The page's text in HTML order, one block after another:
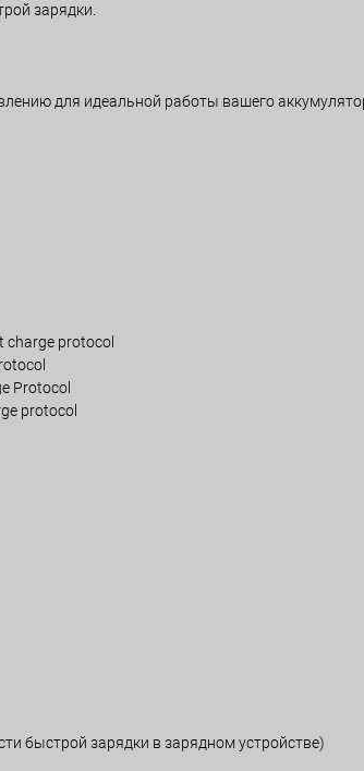
зарядки.
для идеальной работы вашего
charge protocol
Protocol
protocol
быстрой зарядки в зарядном устройстве)